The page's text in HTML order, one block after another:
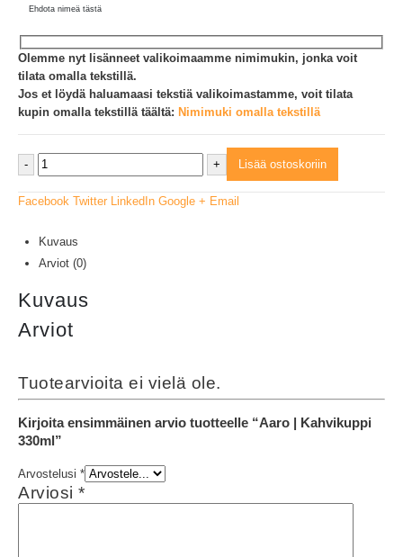
Ehdota nimeä tästä
Olemme nyt lisänneet valikoimaamme nimimukin, jonka voit
tilata omalla tekstillä.
Jos et löydä haluamaasi tekstiä valikoimastamme, voit tilata
kupin omalla tekstillä täältä: Nimimuki omalla tekstillä
- + Lisää ostoskoriin
Facebook Twitter LinkedIn Google + Email
Kuvaus
Arviot (0)
Kuvaus
Arviot
Tuotearvioita ei vielä ole.
Kirjoita ensimmäinen arvio tuotteelle “Aaro | Kahvikuppi
330ml”
Arvostelusi *
Arviosi *